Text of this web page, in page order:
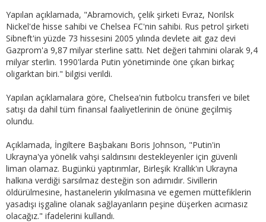
Yapılan açıklamada, "Abramovich, çelik şirketi Evraz, Norilsk
Nickel'de hisse sahibi ve Chelsea FC'nin sahibi. Rus petrol şirketi
Sibneft'in yüzde 73 hissesini 2005 yılında devlete ait gaz devi
Gazprom'a 9,87 milyar sterline sattı. Net değeri tahmini olarak 9,4
milyar sterlin. 1990'larda Putin yönetiminde öne çıkan birkaç
oligarktan biri." bilgisi verildi.
Yapılan açıklamalara göre, Chelsea'nin futbolcu transferi ve bilet
satışı da dahil tüm finansal faaliyetlerinin de önüne geçilmiş
olundu.
Açıklamada, İngiltere Başbakanı Boris Johnson, "Putin'in
Ukrayna'ya yönelik vahşi saldırısını destekleyenler için güvenli
liman olamaz. Bugünkü yaptırımlar, Birleşik Krallık'ın Ukrayna
halkına verdiği sarsılmaz desteğin son adımıdır. Sivillerin
öldürülmesine, hastanelerin yıkılmasına ve egemen müttefiklerin
yasadışı işgaline olanak sağlayanların peşine düşerken acımasız
olacağız." ifadelerini kullandı.